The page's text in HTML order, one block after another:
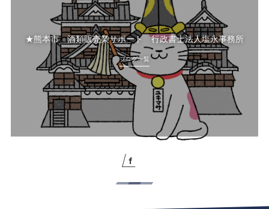
★熊本市 酒類販売業サポート 行政書士法人塩永事務所
ブログ一覧